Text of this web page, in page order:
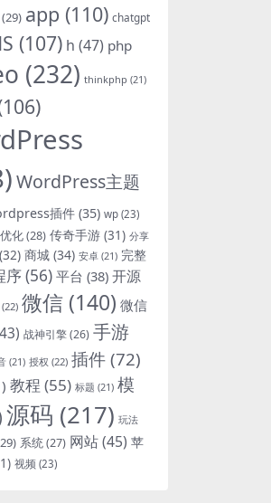
(29) app (110) chatgpt
(107) h (47) php
(232) thinkphp (21)
WordPress主题
插件 (35) wp (23)
优化(28) 传奇手游 (31) 分享
(32) 商城 (34) 安卓 (21) 完整
序(56) 平台 (38) 开源
(22) 微信 (140) 微信
战神引擎(26) 手游
(21) 授权 (22) 插件 (72)
教程 (55) 标题 (21) 模
源码 (217) 玩法
系统(27) 网站(45) 苹
视频 (23)